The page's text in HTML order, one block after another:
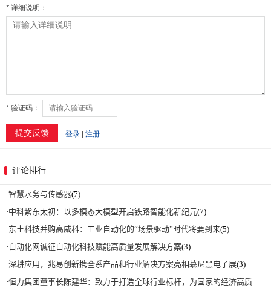
评论排行
·智慧水务与传感器(7)
·中科紫东太初：以多模态大模型开启铁路智能化新纪元(7)
·东土科技并购高威科：工业自动化的“场景驱动”时代将要到来(5)
· 自动化网诚征自动化科技赋能高质量发展解决方案(3)
·深耕应用，兆易创新携全系产品和行业解决方案亮相慕尼黑电子展(3)
·恒力集团董事长陈建华：致力于打造全球行业标杆，为国家的经济高质量发展贡献更大力量|上海电气集团党委书记、董事长吴磊来访